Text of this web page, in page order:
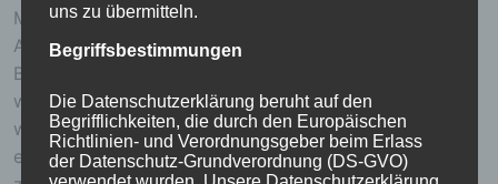
Mittels eines Cookies können die Informationen und
Angebote auf unserer Internetseite im Sinne des
Benutzers optimiert werden. Cookies ermöglichen uns,
wie bereits erwähnt, die Benutzer unserer Internetseite
wiederzuerkennen. Zweck dieser Wiedererkennung ist
es, den Nutzern die Verwendung unserer Internetseite
uns zu übermitteln.
Begriffsbestimmungen
Die Datenschutzerklärung beruht auf den
Begrifflichkeiten, die durch den Europäischen
Richtlinien- und Verordnungsgeber beim Erlass
der Datenschutz-Grundverordnung (DS-GVO)